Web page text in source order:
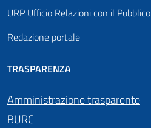
URP Ufficio Relazioni con il Pubblico
Redazione portale
TRASPARENZA
Amministrazione trasparente
BURC